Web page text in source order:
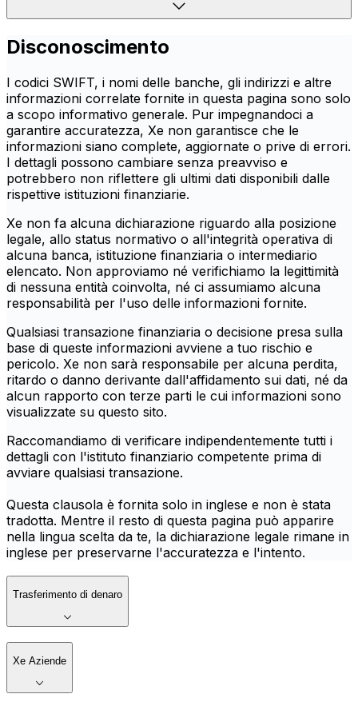
Disconoscimento
I codici SWIFT, i nomi delle banche, gli indirizzi e altre
informazioni correlate fornite in questa pagina sono solo
a scopo informativo generale. Pur impegnandoci a
garantire accuratezza, Xe non garantisce che le
informazioni siano complete, aggiornate o prive di errori.
I dettagli possono cambiare senza preavviso e
potrebbero non riflettere gli ultimi dati disponibili dalle
rispettive istituzioni finanziarie.
Xe non fa alcuna dichiarazione riguardo alla posizione
legale, allo status normativo o all'integrità operativa di
alcuna banca, istituzione finanziaria o intermediario
elencato. Non approviamo né verifichiamo la legittimità
di nessuna entità coinvolta, né ci assumiamo alcuna
responsabilità per l'uso delle informazioni fornite.
Qualsiasi transazione finanziaria o decisione presa sulla
base di queste informazioni avviene a tuo rischio e
pericolo. Xe non sarà responsabile per alcuna perdita,
ritardo o danno derivante dall'affidamento sui dati, né da
alcun rapporto con terze parti le cui informazioni sono
visualizzate su questo sito.
Raccomandiamo di verificare indipendentemente tutti i
dettagli con l'istituto finanziario competente prima di
avviare qualsiasi transazione.
Questa clausola è fornita solo in inglese e non è stata
tradotta. Mentre il resto di questa pagina può apparire
nella lingua scelta da te, la dichiarazione legale rimane in
inglese per preservarne l'accuratezza e l'intento.
Trasferimento di denaro
Xe Aziende